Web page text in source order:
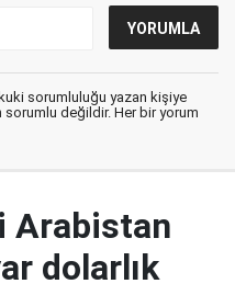
sorumluluğu yazan kişiye
sorumlu değildir. Her bir yorum
Arabistan
dolarlık